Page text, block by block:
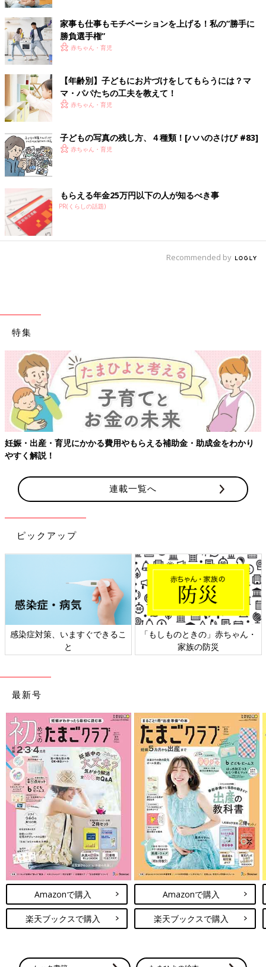
ていますが、苦労があるぶん川柳というものはおもしろくなるも
の。だから、育児川柳がおもしろくならないわけがない…！」と
いう犬山さんにも一句いただきました！
『おならして 母のせいに する娘』
ーーー（犬山紙子さん）「皆さんの悲哀とユニークに満ち溢れた
川柳に、激しく共感！ 私も、原稿で寝るのが深夜3時ごろになっ
ても、朝7時には自然と目が覚めるように体にインプットされま
した。たまに出張で家を離れている時に、ゆっくり眠れるぞー！
と思っても7時には目がギンギンに目覚めるのです（泣）。
では、ここでもうひとつ…」
『起こされて とびきり笑顔 目の前に』
ーーー（犬山紙子さん）「眠いけど、毎朝とびきりの笑顔で起こ
されると、結局こっちも笑顔で起きちゃうんですよね！」
忙しくも充実した日々をすごしている働くママの川柳、いかがで
したか？ ときにはしんどいときもあるけれど、一生懸命に働く
（文・清川優美）
関連：ふんじゃった？地雷はどこかおしえてよ【魔の2歳児で一
句】があるあるすぎ！
■文中のコメントは『ウィメンズパーク』の投稿を再編集したも
のです。
家事も仕事もモチベーションを上げる！私の“勝手に
勝負選手権”
赤ちゃん・育児
【年齢別】子どもにお片づけをしてもらうには？マ
マ・パパたちの工夫を教えて！
赤ちゃん・育児
子どもの写真の残し方、４種類！[ハハのさけび #83]
赤ちゃん・育児
もらえる年金25万円以下の人が知るべき事
PR(くらしの話題)
Recommended by
特集
妊娠・出産・育児にかかる費用やもらえる補助金・助成金をわかり
やすく解説！
連載一覧へ
ピックアップ
感染症対策、いますぐできるこ
と
「もしものときの」赤ちゃん・
家族の防災
最新号
Amazonで購入
楽天ブックスで購入
Amazonで購入
楽天ブックスで購入